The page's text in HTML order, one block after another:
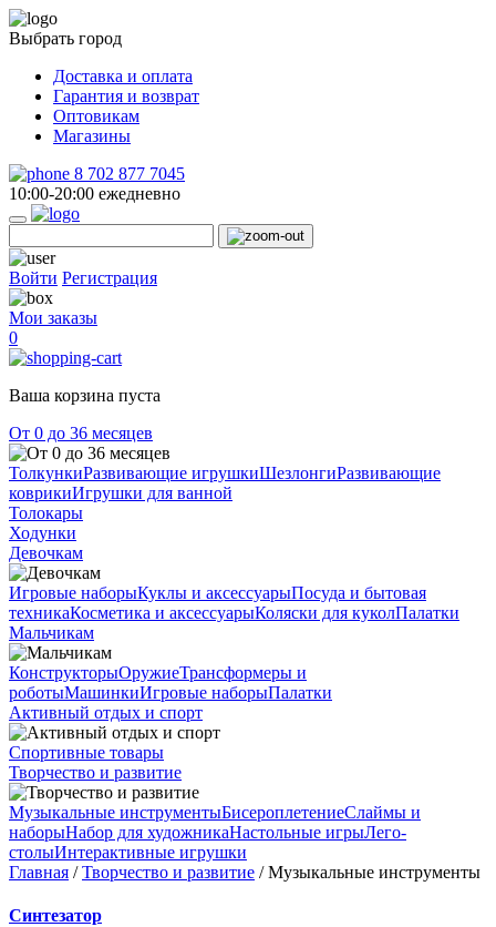
Выбрать город
Доставка и оплата
Гарантия и возврат
Оптовикам
Магазины
8 702 877 7045
10:00-20:00 ежедневно
Войти Регистрация
Мои заказы
0
Ваша корзина пуста
От 0 до 36 месяцев
ТолкункиРазвивающие игрушкиШезлонгиРазвивающие
коврикиИгрушки для ванной
Толокары
Ходунки
Девочкам
Игровые наборыКуклы и аксессуарыПосуда и бытовая
техникаКосметика и аксессуарыКоляски для куколПалатки
Мальчикам
КонструкторыОружиеТрансформеры и
роботыМашинкиИгровые наборыПалатки
Активный отдых и спорт
Спортивные товары
Творчество и развитие
Музыкальные инструментыБисероплетениеСлаймы и
наборыНабор для художникаНастольные игрыЛего-
столыИнтерактивные игрушки
Главная /Творчество и развитие / Музыкальные инструменты
Синтезатор